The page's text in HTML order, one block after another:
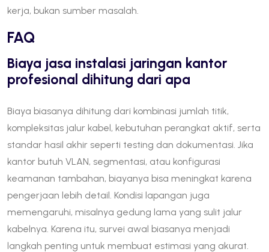
kerja, bukan sumber masalah.
FAQ
Biaya jasa instalasi jaringan kantor
profesional dihitung dari apa
Biaya biasanya dihitung dari kombinasi jumlah titik,
kompleksitas jalur kabel, kebutuhan perangkat aktif, serta
standar hasil akhir seperti testing dan dokumentasi. Jika
kantor butuh VLAN, segmentasi, atau konfigurasi
keamanan tambahan, biayanya bisa meningkat karena
pengerjaan lebih detail. Kondisi lapangan juga
memengaruhi, misalnya gedung lama yang sulit jalur
kabelnya. Karena itu, survei awal biasanya menjadi
langkah penting untuk membuat estimasi yang akurat.